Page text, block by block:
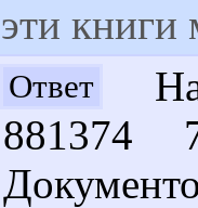
эти книги
Ответ
881374